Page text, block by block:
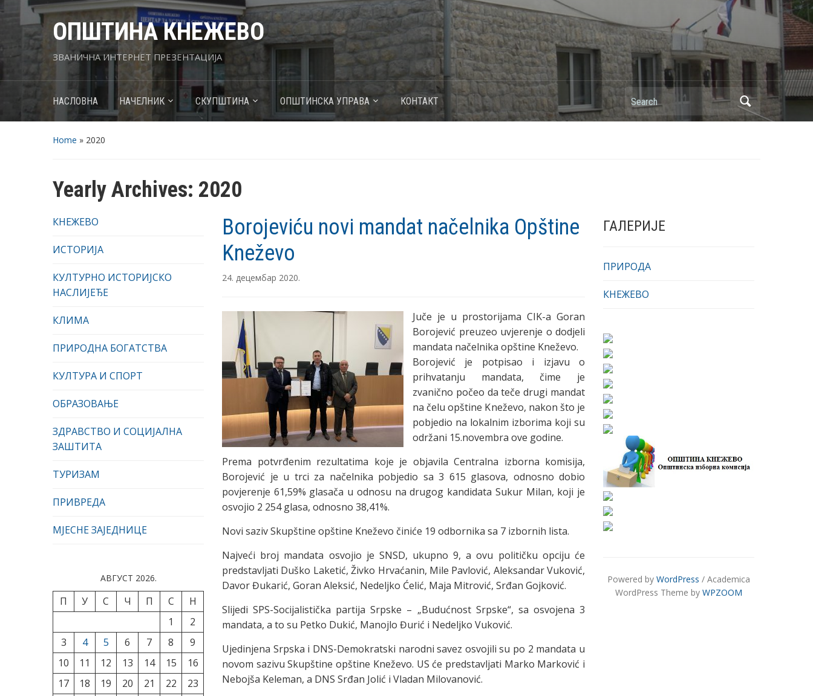
ОПШТИНА КНЕЖЕВО
ЗВАНИЧНА ИНТЕРНЕТ ПРЕЗЕНТАЦИЈА
НАСЛОВНА НАЧЕЛНИК СКУПШТИНА ОПШТИНСКА УПРАВА КОНТАКТ Search
Home » 2020
Yearly Archives: 2020
КНЕЖЕВО
ИСТОРИЈА
КУЛТУРНО ИСТОРИЈСКО
НАСЛИЈЕЂЕ
КЛИМА
ПРИРОДНА БОГАТСТВА
КУЛТУРА И СПОРТ
ОБРАЗОВАЊЕ
ЗДРАВСТВО И СОЦИЈАЛНА
ЗАШТИТА
ТУРИЗАМ
ПРИВРЕДА
МЈЕСНЕ ЗАЈЕДНИЦЕ
АВГУСТ 2026.
П У С Ч П С
Н
1
2
3
4 5 6 7 8
9
10
11 12 13 14 15
16
17
18 19 20 21 22
23
Borojeviću novi mandat načelnika Opštine
Kneževo
24. децембар 2020.
Juče je u prostorijama CIK-a Goran
Borojević preuzeo uvjerenje o dodjeli
mandata načelnika opštine Kneževo.
Borojević je potpisao i izjavu o
prihvatanju mandata, čime je
zvanično počeo da teče drugi mandat
na čelu opštine Kneževo, nakon što je
pobjedio na lokalnim izborima koji su
održani 15.novembra ove godine.
Prema potvrđenim rezultatima koje je objavila Centralna izborna komisija,
Borojević je u trci za načelnika pobjedio sa 3 615 glasova, odnosno dobio
povjerenje 61,59% glasača u odnosu na drugog kandidata Sukur Milan, koji je
osvojio 2 254 glasa, odnosno 38,41%.
Novi saziv Skupštine opštine Kneževo činiće 19 odbornika sa 7 izbornih lista.
Najveći broj mandata osvojio je SNSD, ukupno 9, a ovu političku opciju će
predstavljati Duško Laketić, Živko Hrvaćanin, Mile Pavlović, Aleksandar Vuković,
Davor Đukarić, Goran Aleksić, Nedeljko Ćelić, Maja Mitrović, Srđan Gojković.
Slijedi SPS-Socijalistička partija Srpske – „Budućnost Srpske“, sa osvojena 3
mandata, a to su Petko Dukić, Manojlo Đurić i Nedeljko Vuković.
Ujedinjena Srpska i DNS-Demokratski narodni savez osvojili su po 2 mandata u
novom sazivu Skupštine opštine Kneževo. US će predstavljati Marko Marković i
Nebojša Keleman, a DNS Srđan Jolić i Vladan Milovanović.
ГАЛЕРИЈЕ
ПРИРОДА
КНЕЖЕВО
Powered by WordPress / Academica
WordPress Theme by WPZOOM